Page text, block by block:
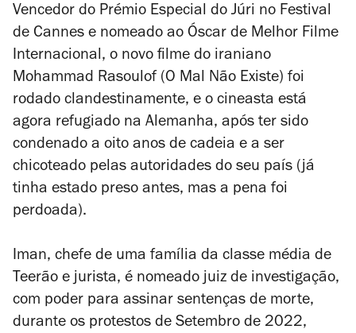
Vencedor do Prémio Especial do Júri no Festival
de Cannes e nomeado ao Óscar de Melhor Filme
Internacional, o novo filme do iraniano
Mohammad Rasoulof (O Mal Não Existe) foi
rodado clandestinamente, e o cineasta está
agora refugiado na Alemanha, após ter sido
condenado a oito anos de cadeia e a ser
chicoteado pelas autoridades do seu país (já
tinha estado preso antes, mas a pena foi
perdoada).
Iman, chefe de uma família da classe média de
Teerão e jurista, é nomeado juiz de investigação,
com poder para assinar sentenças de morte,
durante os protestos de Setembro de 2022,